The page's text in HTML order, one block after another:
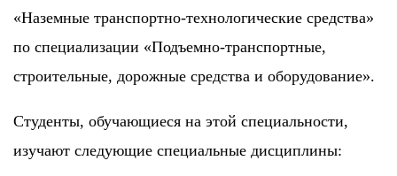
«Наземные транспортно-технологические средства»
по специализации «Подъемно-транспортные,
строительные, дорожные средства и оборудование».
Студенты, обучающиеся на этой специальности,
изучают следующие специальные дисциплины: